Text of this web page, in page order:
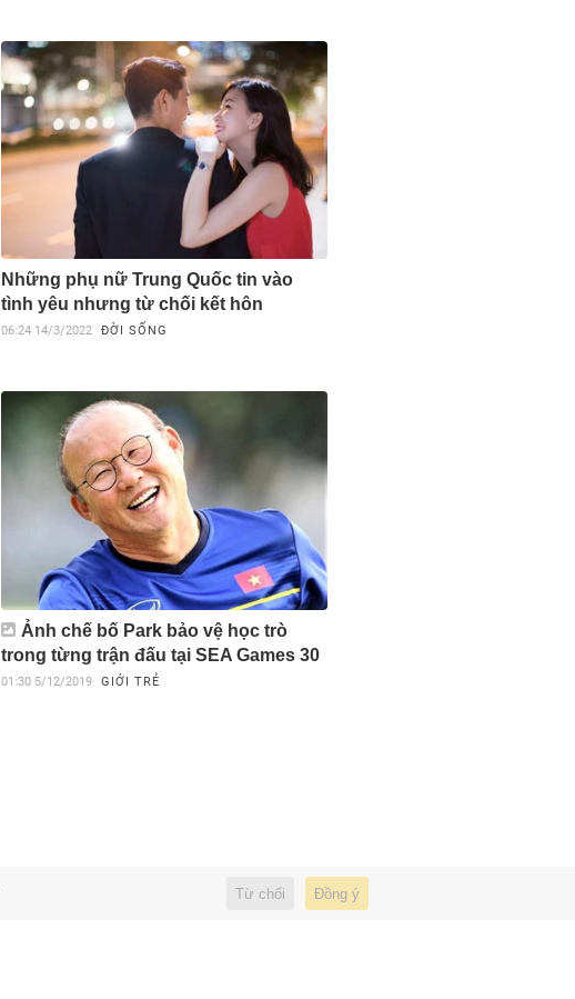
Những phụ nữ Trung Quốc tin vào
tình yêu nhưng từ chối kết hôn
06:24 14/3/2022 ĐỜI SỐNG
Ảnh chế bố Park bảo vệ học trò
trong từng trận đấu tại SEA Games 30
01:30 5/12/2019 GIỚI TRẺ
Từ chối Đồng ý